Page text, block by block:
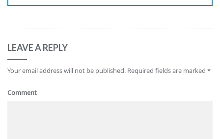
LEAVE A REPLY
Your email address will not be published. Required fields are marked *
Comment